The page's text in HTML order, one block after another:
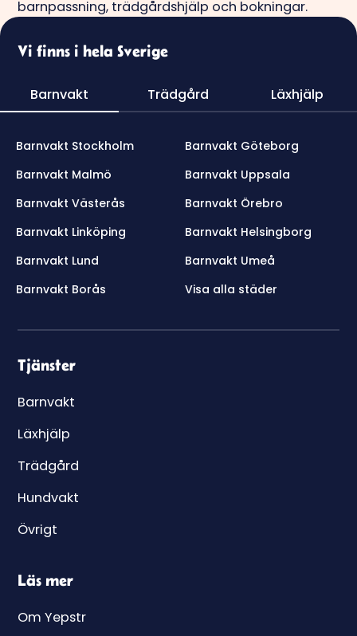
Vi finns i hela Sverige
Barnvakt Trädgård Läxhjälp
Barnvakt Stockholm
Barnvakt Göteborg
Barnvakt Malmö
Barnvakt Uppsala
Barnvakt Västerås
Barnvakt Örebro
Barnvakt Linköping
Barnvakt Helsingborg
Barnvakt Lund
Barnvakt Umeå
Barnvakt Borås
Visa alla städer
Tjänster
Barnvakt
Läxhjälp
Trädgård
Hundvakt
Övrigt
Läs mer
Om Yepstr